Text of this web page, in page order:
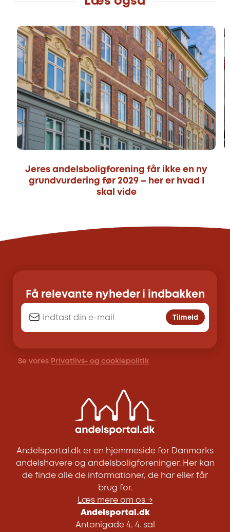
Jeres andelsboligforening får ikke en ny
grundvurdering før 2029 – her er hvad I
skal vide
Få relevante nyheder i indbakken
Tilmeld
Se vores Privatlivs- og cookiepolitik
Andelsportal.dk er en hjemmeside for Danmarks
andelshavere og andelsboligforeninger. Her kan
de finde alle de informationer, de har eller får
brug for.
Læs mere om os →
Andelsportal.dk
Antonigade 4, 4. sal